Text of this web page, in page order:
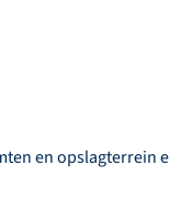
en opslagterrein